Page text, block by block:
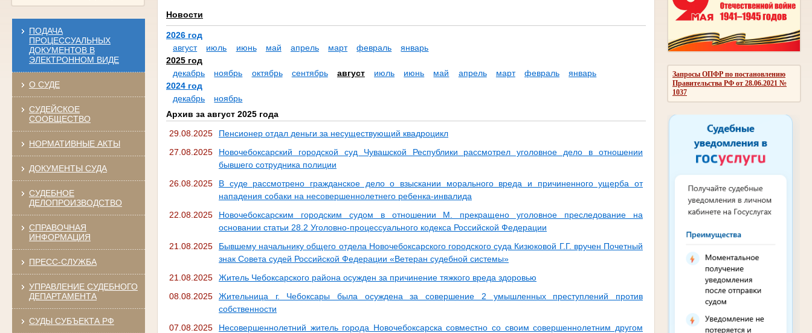
ПОДАЧА
ПРОЦЕССУАЛЬНЫХ
ДОКУМЕНТОВ В
ЭЛЕКТРОННОМ ВИДЕ
О СУДЕ
СУДЕЙСКОЕ
СООБЩЕСТВО
НОРМАТИВНЫЕ АКТЫ
ДОКУМЕНТЫ СУДА
СУДЕБНОЕ
ДЕЛОПРОИЗВОДСТВО
СПРАВОЧНАЯ
ИНФОРМАЦИЯ
ПРЕСС-СЛУЖБА
УПРАВЛЕНИЕ СУДЕБНОГО
ДЕПАРТАМЕНТА
СУДЫ СУБЪЕКТА РФ
Запросы ОПФР по постановлению
Правительства РФ от 28.06.2021 №
1037
Новости
2026 год
август
июль июнь май апрель март февраль
январь
2025 год
декабрь
ноябрь октябрь сентябрь август июль июнь май апрель март февраль
январь
2024 год
декабрь
ноябрь
Архив за август 2025 года
29.08.2025
Пенсионер отдал деньги за несуществующий квадроцикл
27.08.2025
Новочебоксарский городской суд Чувашской Республики рассмотрел уголовное дело в отношении
бывшего сотрудника полиции
26.08.2025
В суде рассмотрено гражданское дело о взыскании морального вреда и причиненного ущерба от
нападения собаки на несовершеннолетнего ребенка-инвалида
22.08.2025
Новочебоксарским городским судом в отношении М. прекращено уголовное преследование на
основании статьи 28.2 Уголовно-процессуального кодекса Российской Федерации
21.08.2025
Бывшему начальнику общего отдела Новочебоксарского городского суда Кизюковой Г.Г. вручен Почетный
знак Совета судей Российской Федерации «Ветеран судебной системы»
21.08.2025
Житель Чебоксарского района осужден за причинение тяжкого вреда здоровью
08.08.2025
Жительница г. Чебоксары была осуждена за совершение 2 умышленных преступлений против
собственности
07.08.2025
Несовершеннолетний житель города Новочебоксарска совместно со своим совершеннолетним другом